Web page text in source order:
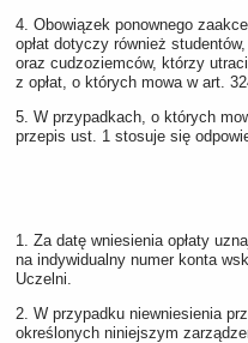
4. Obowiązek ponownego
opłat dotyczy również
oraz cudzoziemców, którzy
z opłat, o których mowa w art.
5. W przypadkach, o których
przepis ust. 1 stosuje się
1. Za datę wniesienia opłaty
na indywidualny numer konta
Uczelni.
2. W przypadku niewniesienia
określonych niniejszym